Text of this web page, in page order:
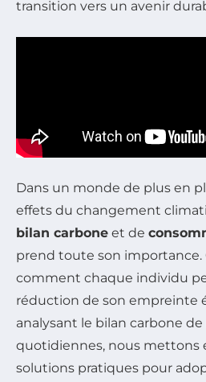
transition vers un avenir
Dans un monde de plus en
effets du changement
bilan carbone et de
prend toute son importance.
comment chaque individu
réduction de son empreinte
analysant le bilan carbone
quotidiennes, nous mettons
solutions pratiques pour